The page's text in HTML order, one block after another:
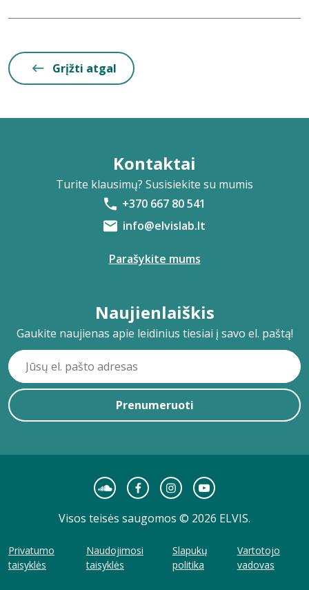
Grįžti atgal
Kontaktai
Turite klausimų? Susisiekite su mumis
+370 667 80 541
info@elvislab.lt
Parašykite mums
Naujienlaiškis
Gaukite naujienas apie leidinius tiesiai į savo el. paštą!
Prenumeruoti
Visos teisės saugomos © 2026 ELVIS.
Privatumo
taisyklės
Naudojimosi
taisyklės
Slapukų
politika
Vartotojo
vadovas